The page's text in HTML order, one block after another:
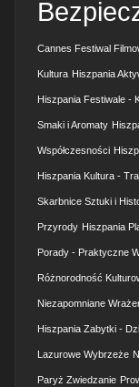
Cannes Festiwal
Kultura Hiszpania
Hiszpania Festiwale -
Smaki i Aromaty
Współczesności
Hiszpania Kultura -
Skarbnice Sztuki i
Przyrody Hiszpania
Porady - Praktyczne
Różnorodność
Niezapomniane
Hiszpania Zabytki -
Lazurowe Wybrzeże
Paryż Zwiedzanie